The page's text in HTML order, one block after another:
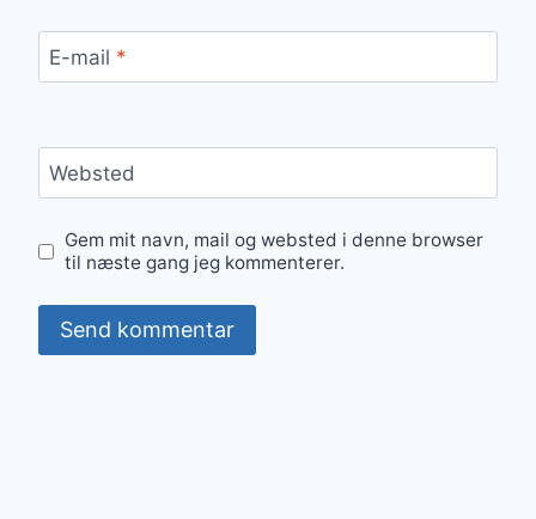
E-mail *
Websted
Gem mit navn, mail og websted i denne browser
til næste gang jeg kommenterer.